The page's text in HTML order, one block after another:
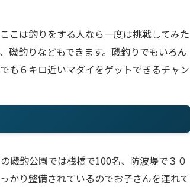
こは釣りをする人なら一度は挑戦してみた
磯釣りなどもできます。磯釣りでもいろん
も６キロ近いマダイをゲットできるチャン
磯釣公園では桟橋で100名、防波堤で３０
かり整備されているのでお子さんを連れて